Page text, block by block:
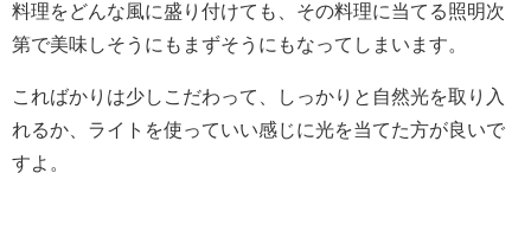
料理をどんな風に盛り付けても、その料理に当てる照明次
第で美味しそうにもまずそうにもなってしまいます。
こればかりは少しこだわって、しっかりと自然光を取り入
れるか、ライトを使っていい感じに光を当てた方が良いで
すよ。